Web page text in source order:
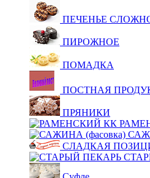
ПЕЧЕНЬЕ
ПИРОЖНОЕ
ПОМАДКА
ПОСТНАЯ
ПРЯНИКИ
СЛАДКАЯ